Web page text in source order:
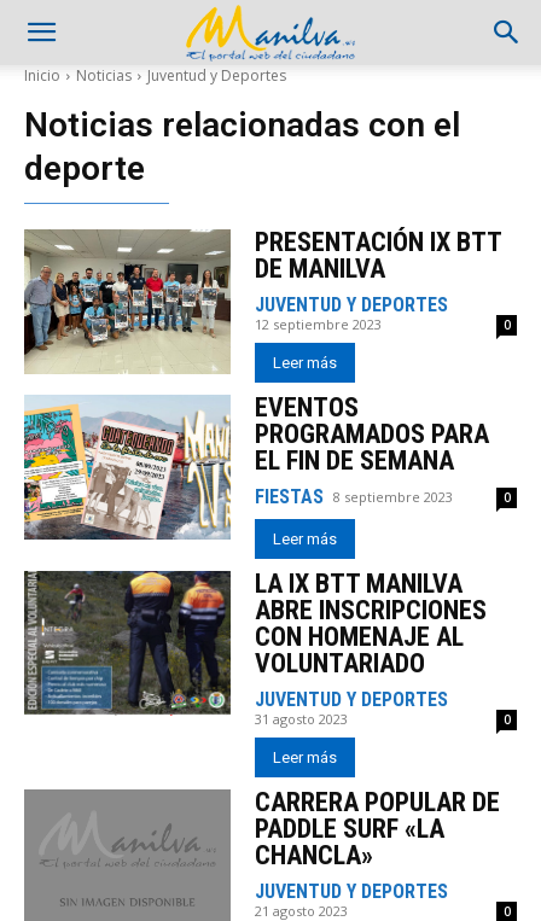
Inicio Noticias Juventud y Deportes
Noticias relacionadas con el
deporte
PRESENTACIÓN IX BTT
DE MANILVA
JUVENTUD Y DEPORTES
12 septiembre 2023 0
Leer más
EVENTOS
PROGRAMADOS PARA
EL FIN DE SEMANA
FIESTAS 8 septiembre 2023 0
Leer más
LA IX BTT MANILVA
ABRE INSCRIPCIONES
CON HOMENAJE AL
VOLUNTARIADO
JUVENTUD Y DEPORTES
31 agosto 2023 0
Leer más
CARRERA POPULAR DE
PADDLE SURF «LA
CHANCLA»
JUVENTUD Y DEPORTES
21 agosto 2023 0